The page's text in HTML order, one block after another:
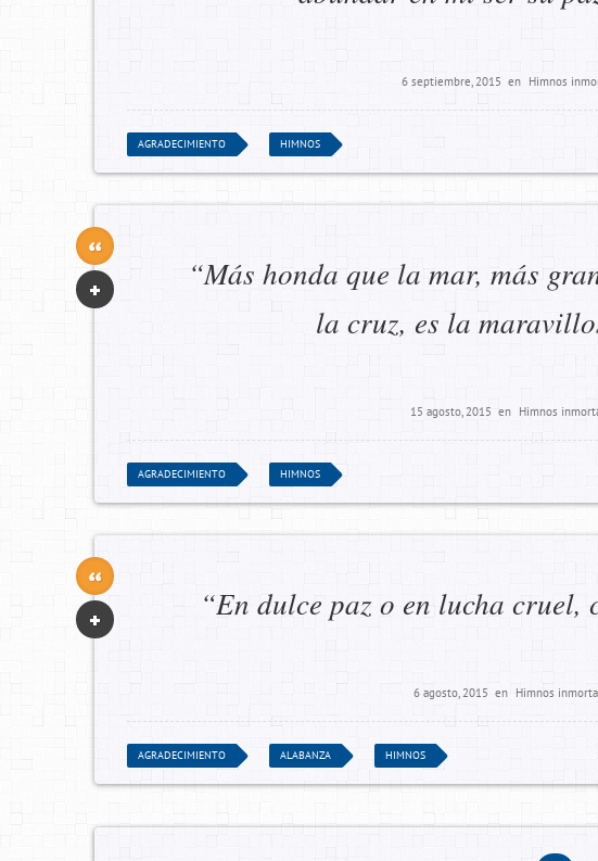
6 septiembre, 2015 en Himnos
AGRADECIMIENTO HIMNOS
“Más honda que la mar, más
la cruz, es la
15 agosto, 2015 en Himnos
AGRADECIMIENTO HIMNOS
“En dulce paz o en lucha
6 agosto, 2015 en Himnos
AGRADECIMIENTO ALABANZA HIMNOS